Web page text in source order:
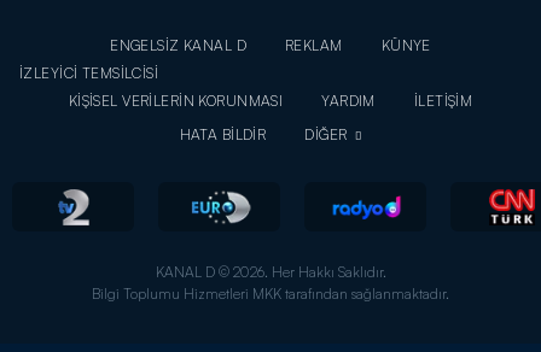
ENGELSİZ KANAL D REKLAM
KÜNYE
İZLEYİCİ TEMSİLCİSİ
KİŞİSEL VERİLERİN KORUNMASI
YARDIM
İLETİŞİM
HATA BİLDİR
DİĞER
KANAL D © 2026. Her Hakkı Saklıdır.
Bilgi Toplumu Hizmetleri MKK tarafından sağlanmaktadır.